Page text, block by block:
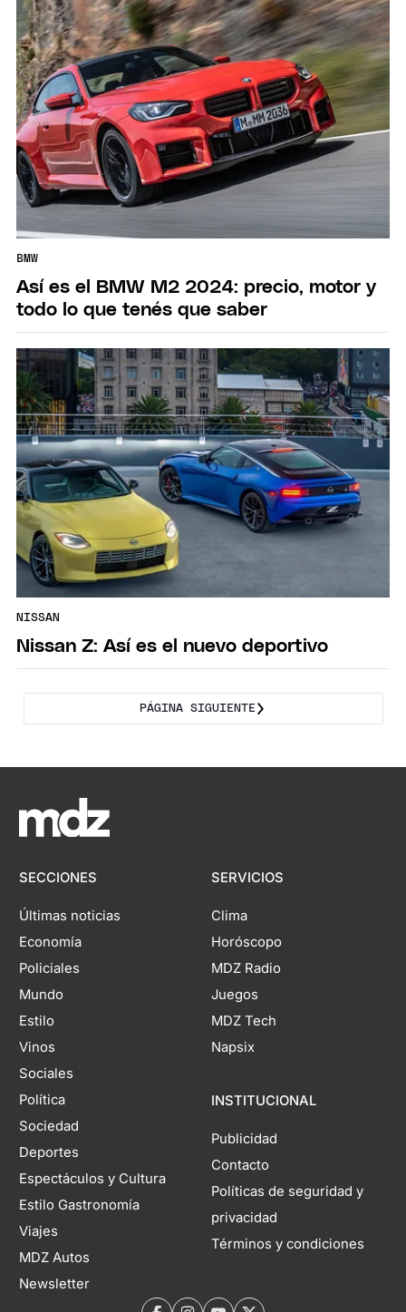
BMW
Así es el BMW M2 2024: precio, motor y
todo lo que tenés que saber
NISSAN
Nissan Z: Así es el nuevo deportivo
PÁGINA SIGUIENTE
SECCIONES
Últimas noticias
Economía
Policiales
Mundo
Estilo
Vinos
Sociales
Política
Sociedad
Deportes
Espectáculos y Cultura
Estilo Gastronomía
Viajes
MDZ Autos
Newsletter
SERVICIOS
Clima
Horóscopo
MDZ Radio
Juegos
MDZ Tech
Napsix
INSTITUCIONAL
Publicidad
Contacto
Políticas de seguridad y
privacidad
Términos y condiciones